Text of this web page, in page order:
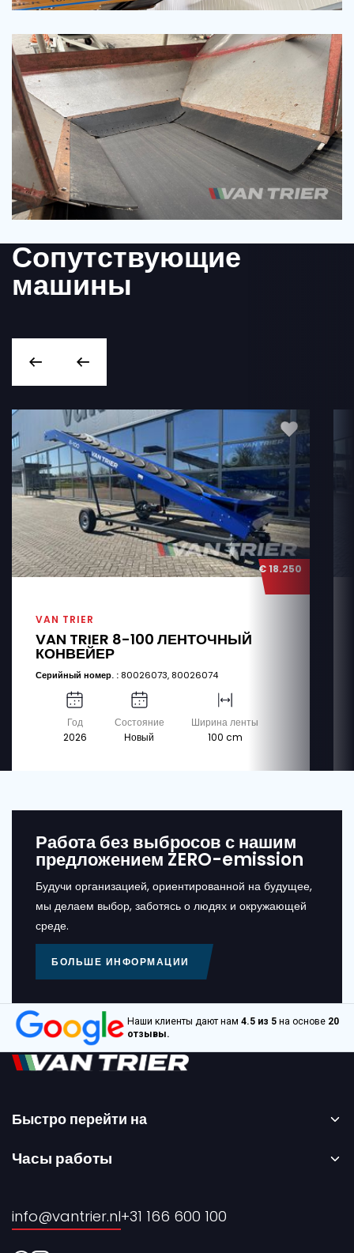
Сопутствующие
машины
€ 18.250
VAN TRIER
VAN TRIER 8-100 ЛЕНТОЧНЫЙ
КОНВЕЙЕР
Серийный номер. : 80026073, 80026074
Год
2026
Состояние
Новый
Ширина ленты
100 cm
Работа без выбросов с нашим
предложением ZERO-emission
Будучи организацией, ориентированной на будущее,
мы делаем выбор, заботясь о людях и окружающей
среде.
БОЛЬШЕ ИНФОРМАЦИИ
Наши клиенты дают нам 4.5 из 5 на основе 20
отзывы.
Быстро перейти на
Главная страница
Продажа
О нас
Часы работы
info@vantrier.nl+31 166 600 100